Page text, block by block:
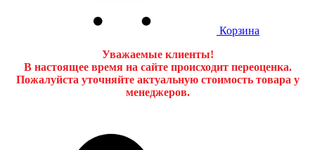
Корзина
Уважаемые клиенты!
В настоящее время на сайте происходит переоценка.
Пожалуйста уточняйте актуальную стоимость товара у
менеджеров.